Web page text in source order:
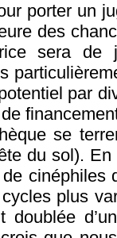
porter un
des
sera de
par
se
du sol).
cinéphiles
plus
doublée